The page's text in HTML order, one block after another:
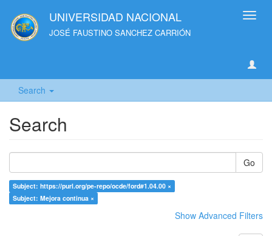
UNIVERSIDAD NACIONAL
JOSÉ FAUSTINO SANCHEZ CARRIÓN
Search
Search
Go
Subject: https://purl.org/pe-repo/ocde/ford#1.04.00 ×
Subject: Mejora continua ×
Show Advanced Filters